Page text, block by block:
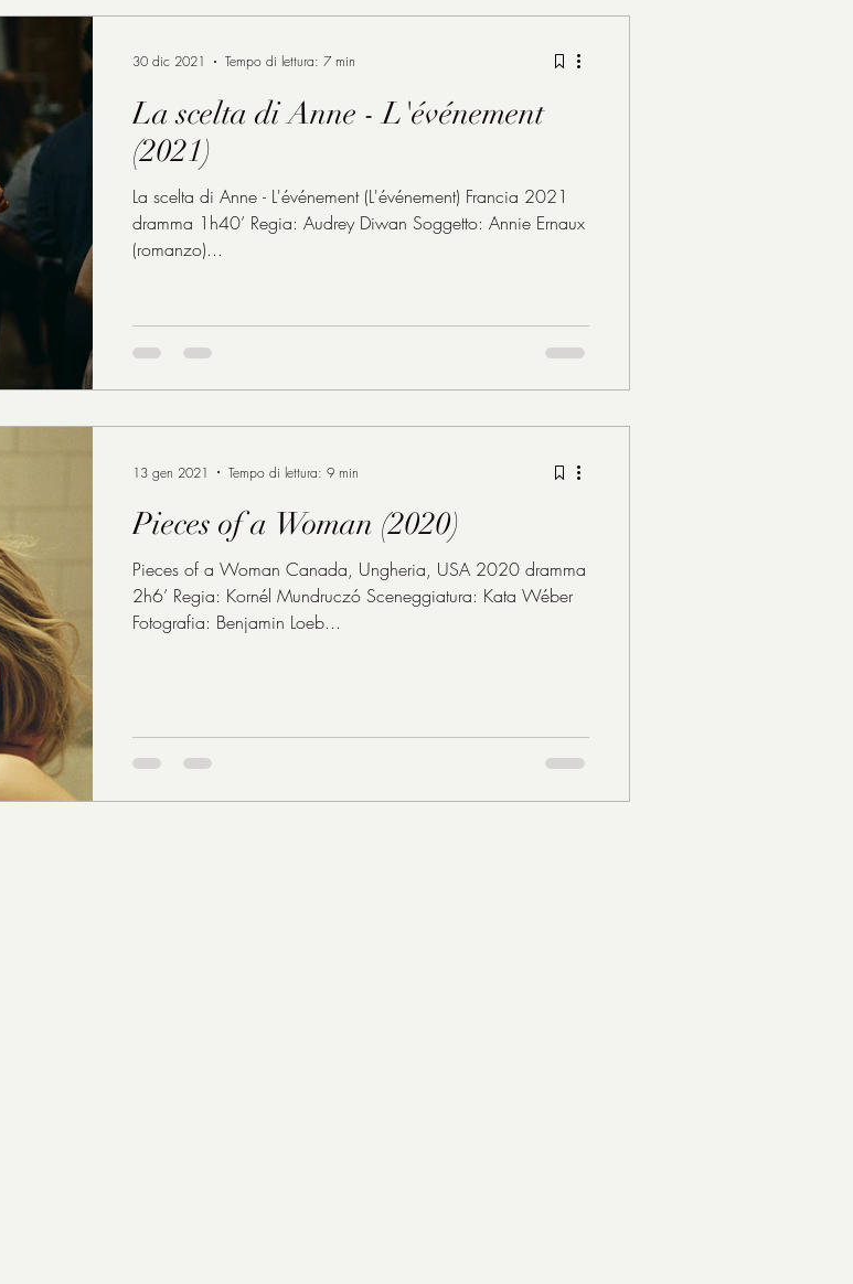
La scelta di Anne - L'événement
(2021)
La scelta di Anne - L'événement (L'événement) Francia 2021
dramma 1h40’ Regia: Audrey Diwan Soggetto: Annie Ernaux
(romanzo)...
30 dic 2021 Tempo di lettura: 7 min
Pieces of a Woman (2020)
Pieces of a Woman Canada, Ungheria, USA 2020 dramma
2h6’ Regia: Kornél Mundruczó Sceneggiatura: Kata Wéber
Fotografia: Benjamin Loeb...
13 gen 2021 Tempo di lettura: 9 min